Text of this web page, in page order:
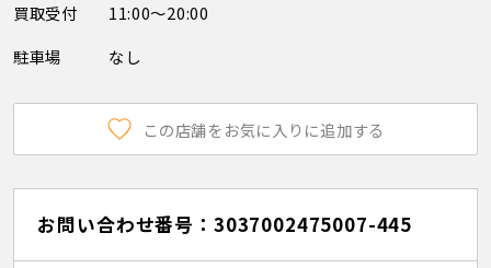
買取受付
11:00～20:00
駐車場
なし
この店舗をお気に入りに追加する
お問い合わせ番号：3037002475007-445